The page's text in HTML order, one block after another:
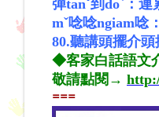
彈tanˇ到doˋ：連
mˇ唸唸ngiam唸
80.聽講頭擺介
◆客家白話語文
敬請點閱→
===